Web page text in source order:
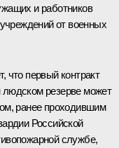
и работников
от военных
что первый контракт
резерве может
ранее проходившим
Российской
службе,